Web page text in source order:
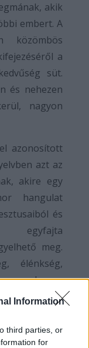
Information
third parties, or
for
akik
embert. A
közömbös
a
süt.
és nehezen
nagyon
azonosított
azt az
akire egy
hangulat
és
egyfajta
meg.
élénkség,
lassan
tartósak